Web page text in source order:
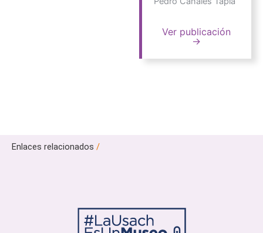
Ver publicación
→
Enlaces relacionados /